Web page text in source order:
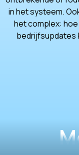
in het systeem.
het complex:
bedrijfsupdates